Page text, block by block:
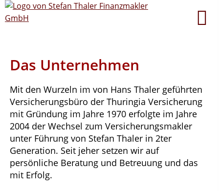
Das Unternehmen
Mit den Wurzeln im von Hans Thaler geführten
Versicherungsbüro der Thuringia Versicherung
mit Gründung im Jahre 1970 erfolgte im Jahre
2004 der Wechsel zum Versicherungsmakler
unter Führung von Stefan Thaler in 2ter
Generation. Seit jeher setzen wir auf
persönliche Beratung und Betreuung und das
mit Erfolg.